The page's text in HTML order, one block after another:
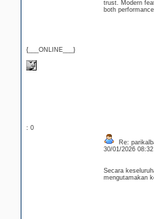
{___ONLINE___}
trust. Modern
both
: 0
Re:
30/01/2026
Secara
mengutamakan